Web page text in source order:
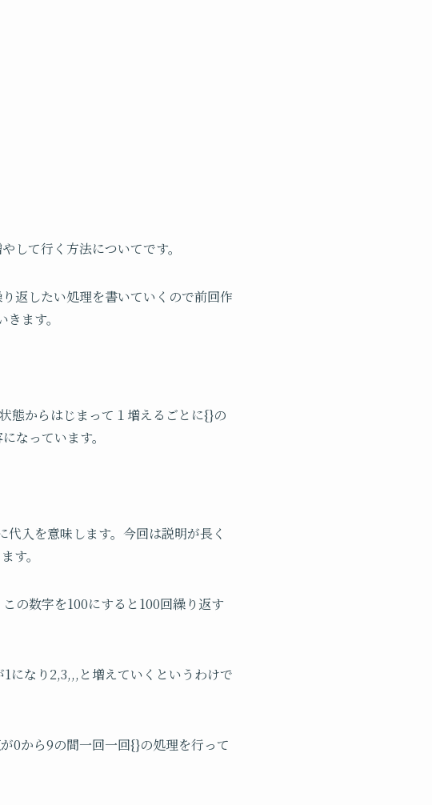
して行く方法についてです。
返したい処理を書いていくので前回作
ます。
態からはじまって１増えるごとに{}の
なっています。
入を意味します。今回は説明が長く
す。
の数字を100にすると100回繰り返す
になり2,3,,,と増えていくというわけで
0から9の間一回一回{}の処理を行って